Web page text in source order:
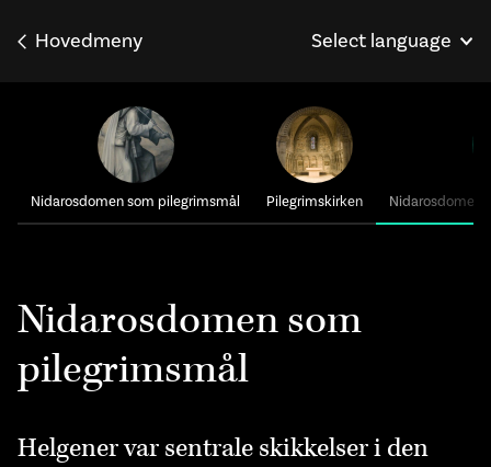
Hovedmeny Select language
English Français
Nidarosdomen som pilegrimsmål Pilegrimskirken Nidarosdomen
Nidarosdomen som
pilegrimsmål
Helgener var sentrale skikkelser i den